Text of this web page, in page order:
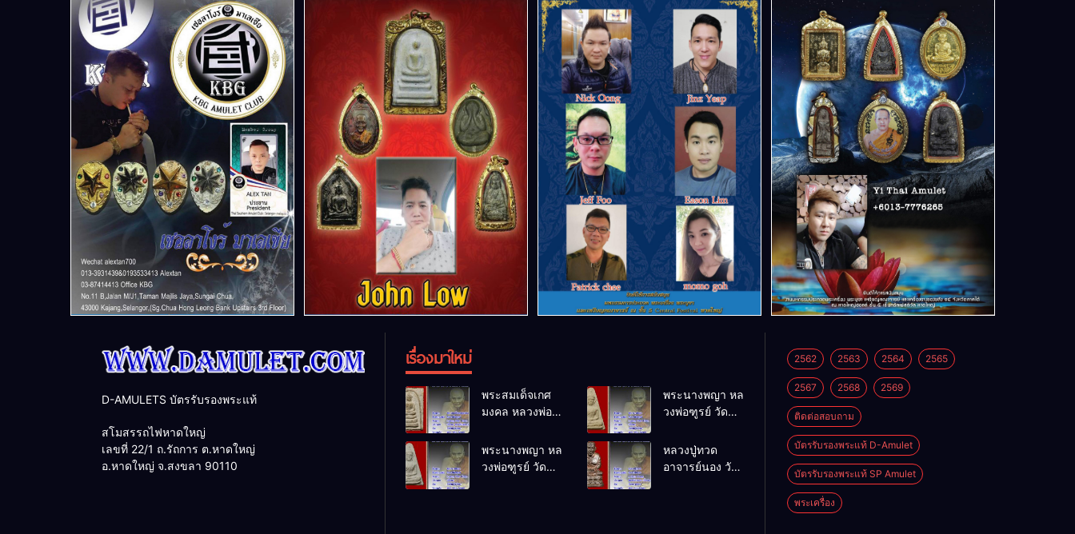
D-AMULETS บัตรรับรองพระแท้
สโมสรรถไฟหาดใหญ่
เลขที่ 22/1 ถ.รัถการ ต.หาดใหญ่
อ.หาดใหญ่ จ.สงขลา 90110
เรื่องมาใหม่
พระสมเด็จเกศ
มงคล หลวงพ่อ
โพธิ์นิมิตร
พ.ศ.2512
พระนางพญา หล
วงพ่อฑูรย์ วัด
พ.ศ.2512
พระนางพญา หล
วงพ่อฑูรย์ วัด
หลวงปู่ทวด
อาจารย์นอง วัด
2562 2563 2564 2565
2567 2568 2569
ติดต่อสอบถาม
บัตรรับรองพระแท้ D-Amulet
บัตรรับรองพระแท้ SP Amulet
พระเครื่อง